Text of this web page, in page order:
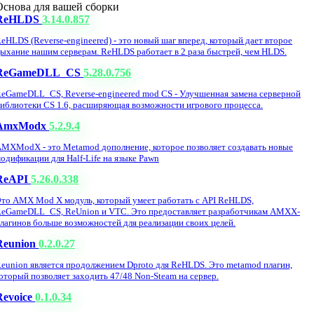
для вашей сборки
3.14.0.857
(Reverse-engineered) - это новый шаг вперед, который дает второе
нашим серверам. ReHLDS работает в 2 раза быстрей, чем HLDS.
5.28.0.756
Reverse-engineered mod CS - Улучшенная замена серверной
CS 1.6, расширяющая возможности игрового процесса.
5.2.9.4
- это Metamod дополнение, которое позволяет создавать новые
для Half-Life на языке Pawn
5.26.0.338
AMX Mod X модуль, который умеет работать с API ReHLDS,
ReUnion и VTC. Это предоставляет разработчикам AMXX-
больше возможностей для реализации своих целей.
0.2.0.27
является продолжением Dproto для ReHLDS. Это metamod плагин,
позволяет заходить 47/48 Non-Steam на сервер.
0.1.0.34